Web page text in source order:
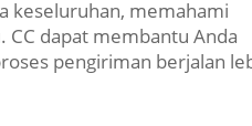
keseluruhan, memahami
CC dapat membantu Anda
pengiriman berjalan